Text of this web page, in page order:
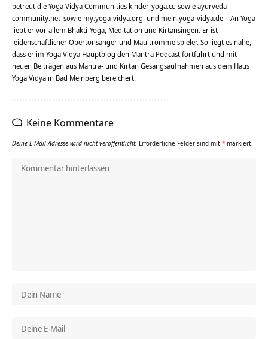
betreut die Yoga Vidya Communities kinder-yoga.cc sowieayurveda-
community.net sowie my.yoga-vidya.org und mein.yoga-vidya.de - An Yoga
liebt er vor allem Bhakti-Yoga, Meditation und Kirtansingen. Er ist
leidenschaftlicher Obertonsänger und Maultrommelspieler. So liegt es nahe,
dass er im Yoga Vidya Hauptblog den Mantra Podcast fortführt und mit
neuen Beiträgen aus Mantra- und Kirtan Gesangsaufnahmen aus dem Haus
Yoga Vidya in Bad Meinberg bereichert.
Keine Kommentare
Deine E-Mail-Adresse wird nicht veröffentlicht. Erforderliche Felder sind mit * markiert.